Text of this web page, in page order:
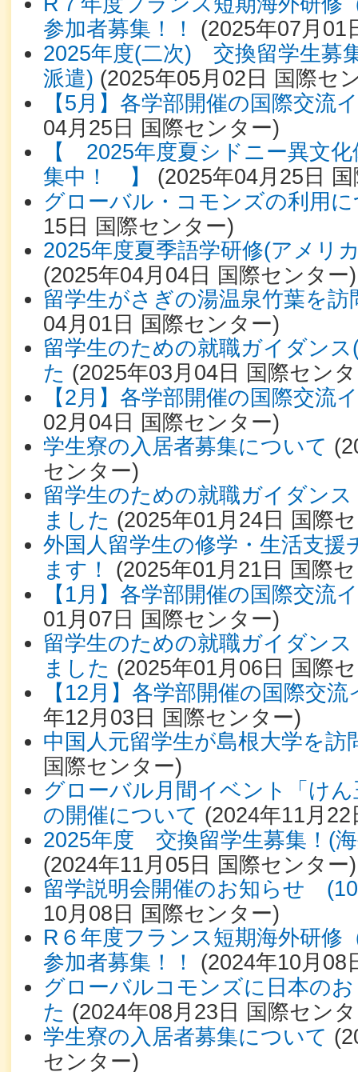
参加者募集！！
(2025年07月01
2025年度(二次) 交換留学生募
派遣) (2025年05月02日 国際セ
【5月】各学部開催の国際交流
04月25日 国際センター)
【 2025年度夏シドニー異文
集中！ 】
(2025年04月25日
グローバル・コモンズの利用
15日 国際センター)
2025年度夏季語学研修(アメリ
(2025年04月04日 国際センター)
留学生がさぎの湯温泉竹葉を訪
04月01日 国際センター)
留学生のための就職ガイダン
た (2025年03月04日 国際セン
【2月】各学部開催の国際交流
02月04日 国際センター)
学生寮の入居者募集について (
センター)
留学生のための就職ガイダン
ました (2025年01月24日 国際
外国人留学生の修学・生活支援
ます！
(2025年01月21日 国際
【1月】各学部開催の国際交流
01月07日 国際センター)
留学生のための就職ガイダン
ました (2025年01月06日 国際
【12月】各学部開催の国際交
年12月03日 国際センター)
中国人元留学生が島根大学を訪
国際センター)
グローバル月間イベント「け
の開催について (2024年11月22
2025年度 交換留学生募集！(
(2024年11月05日 国際センター)
留学説明会開催のお知らせ
10月08日 国際センター)
R６年度フランス短期海外研修
参加者募集！！
(2024年10月08
グローバルコモンズに日本の
た (2024年08月23日 国際セン
学生寮の入居者募集について (
センター)